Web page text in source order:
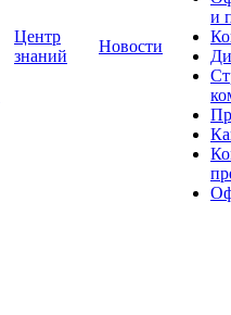
Центр
знаний
Новости
и